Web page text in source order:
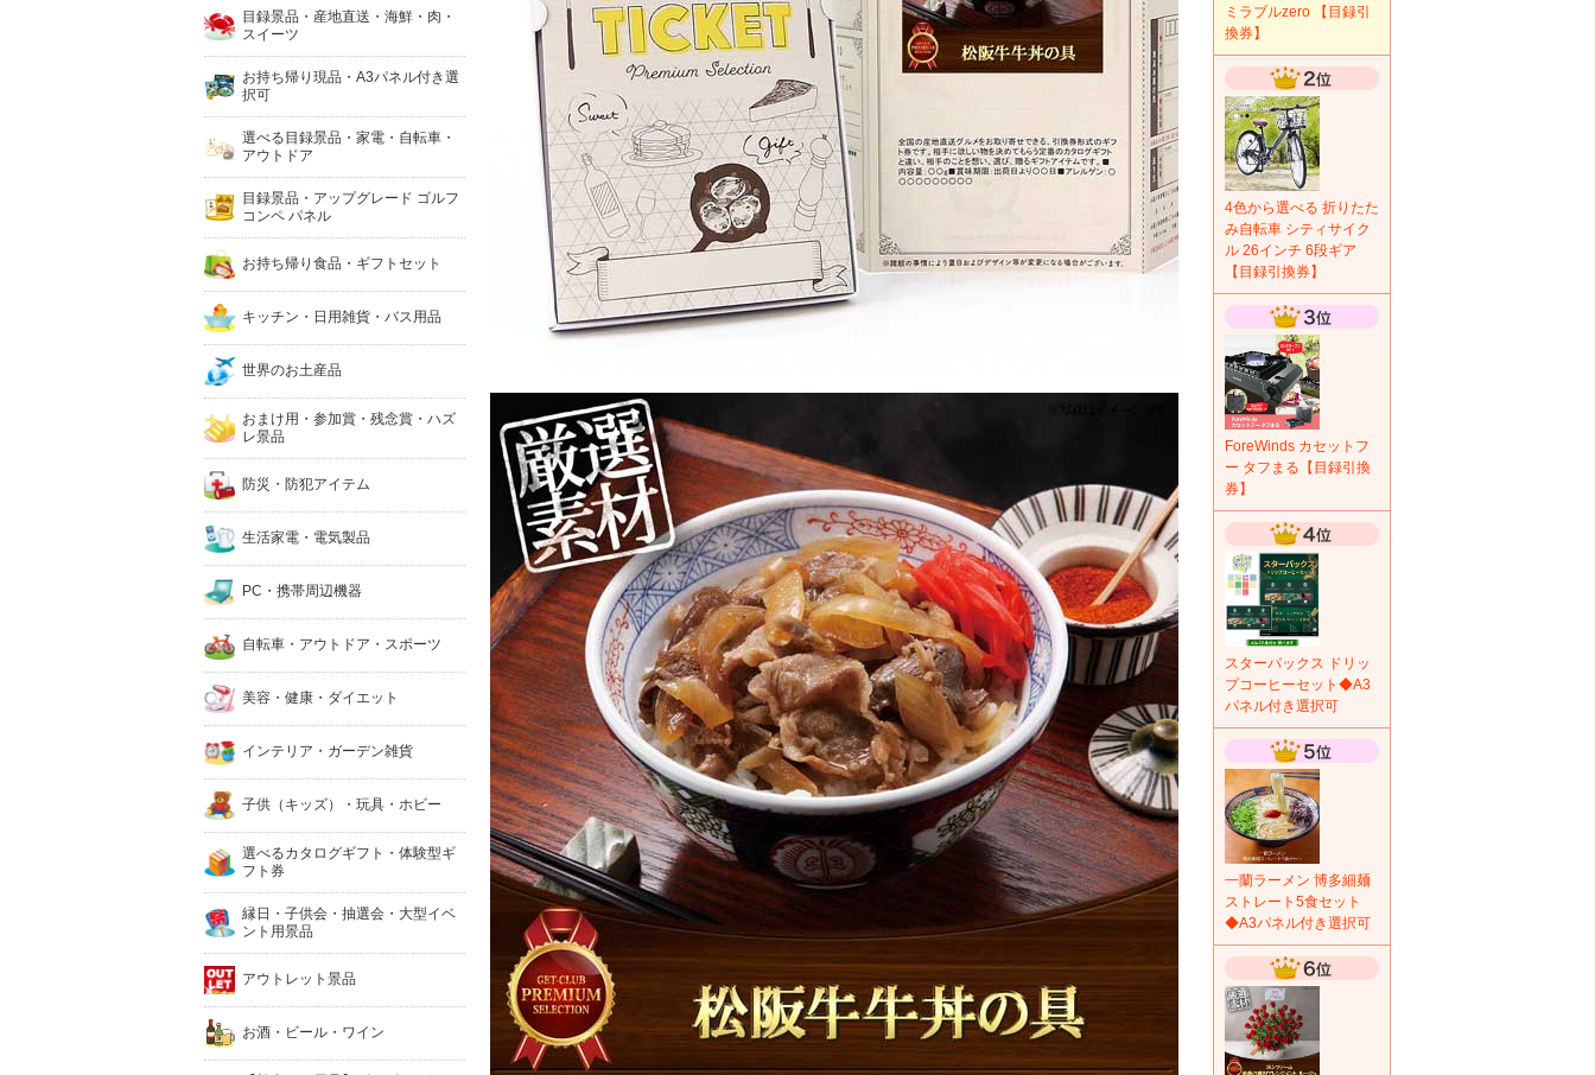
目録景品・産地直送・海鮮・肉・
スイーツ
お持ち帰り現品・A3パネル付き選
択可
選べる目録景品・家電・自転車・
アウトドア
目録景品・アップグレード ゴルフ
コンペ パネル
お持ち帰り食品・ギフトセット
キッチン・日用雑貨・バス用品
世界のお土産品
おまけ用・参加賞・残念賞・ハズ
レ景品
防災・防犯アイテム
生活家電・電気製品
PC・携帯周辺機器
自転車・アウトドア・スポーツ
美容・健康・ダイエット
インテリア・ガーデン雑貨
子供（キッズ）・玩具・ホビー
選べるカタログギフト・体験型ギ
フト券
縁日・子供会・抽選会・大型イベ
ント用景品
アウトレット景品
お酒・ビール・ワイン
ミラブルzero 【目録引
換券】
4色から選べる 折りたた
み自転車 シティサイク
ル 26インチ 6段ギア
【目録引換券】
ForeWinds カセットフ
ー タフまる【目録引換
券】
スターバックス ドリッ
プコーヒーセット◆A3
パネル付き選択可
一蘭ラーメン 博多細麺
ストレート5食セット
◆A3パネル付き選択可